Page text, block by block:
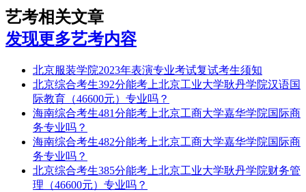
艺考相关文章
发现更多艺考内容
北京服装学院2023年表演专业考试复试考生须知
北京综合考生392分能考上北京工业大学耿丹学院汉语国
际教育（46600元）专业吗？
海南综合考生481分能考上北京工商大学嘉华学院国际商
务专业吗？
海南综合考生482分能考上北京工商大学嘉华学院国际商
务专业吗？
北京综合考生385分能考上北京工业大学耿丹学院财务管
理（46600元）专业吗？